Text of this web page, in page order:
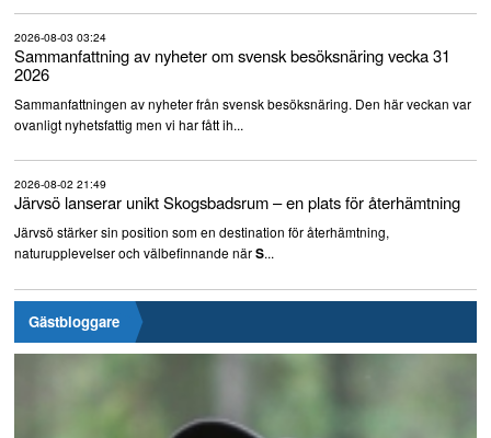
2026-08-03 03:24
Sammanfattning av nyheter om svensk besöksnäring vecka 31
2026
Sammanfattningen av nyheter från svensk besöksnäring. Den här veckan var
ovanligt nyhetsfattig men vi har fått ih...
2026-08-02 21:49
Järvsö lanserar unikt Skogsbadsrum – en plats för återhämtning
Järvsö stärker sin position som en destination för återhämtning,
naturupplevelser och välbefinnande närS...
Gästbloggare